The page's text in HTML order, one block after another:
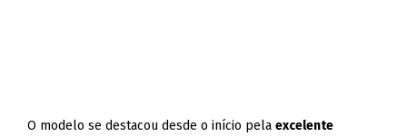
O modelo se destacou desde o início pelaexcelente